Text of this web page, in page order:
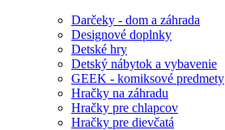
Darčeky - dom a záhrada
Designové doplnky
Detské hry
Detský nábytok a vybavenie
GEEK - komiksové predmety
Hračky na záhradu
Hračky pre chlapcov
Hračky pre dievčatá